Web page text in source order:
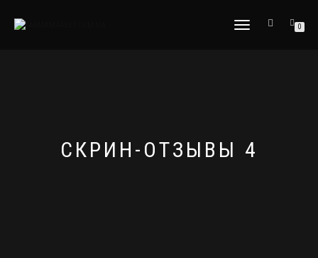
МОБІЛЬНЕ
0
СКРИН-ОТЗЫВЫ 4